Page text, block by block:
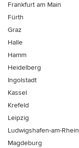
Frankfurt am Main
Fürth
Graz
Halle
Hamm
Heidelberg
Ingolstadt
Kassel
Krefeld
Leipzig
Ludwigshafen-am-Rhein
Magdeburg